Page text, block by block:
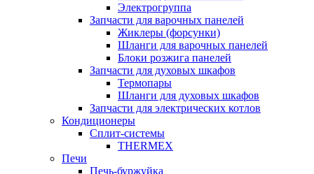
Электрогруппа
Запчасти для варочных панелей
Жиклеры (форсунки)
Шланги для варочных панелей
Блоки розжига панелей
Запчасти для духовых шкафов
Термопары
Шланги для духовых шкафов
Запчасти для электрических котлов
Кондиционеры
Сплит-системы
THERMEX
Печи
Печь-буржуйка